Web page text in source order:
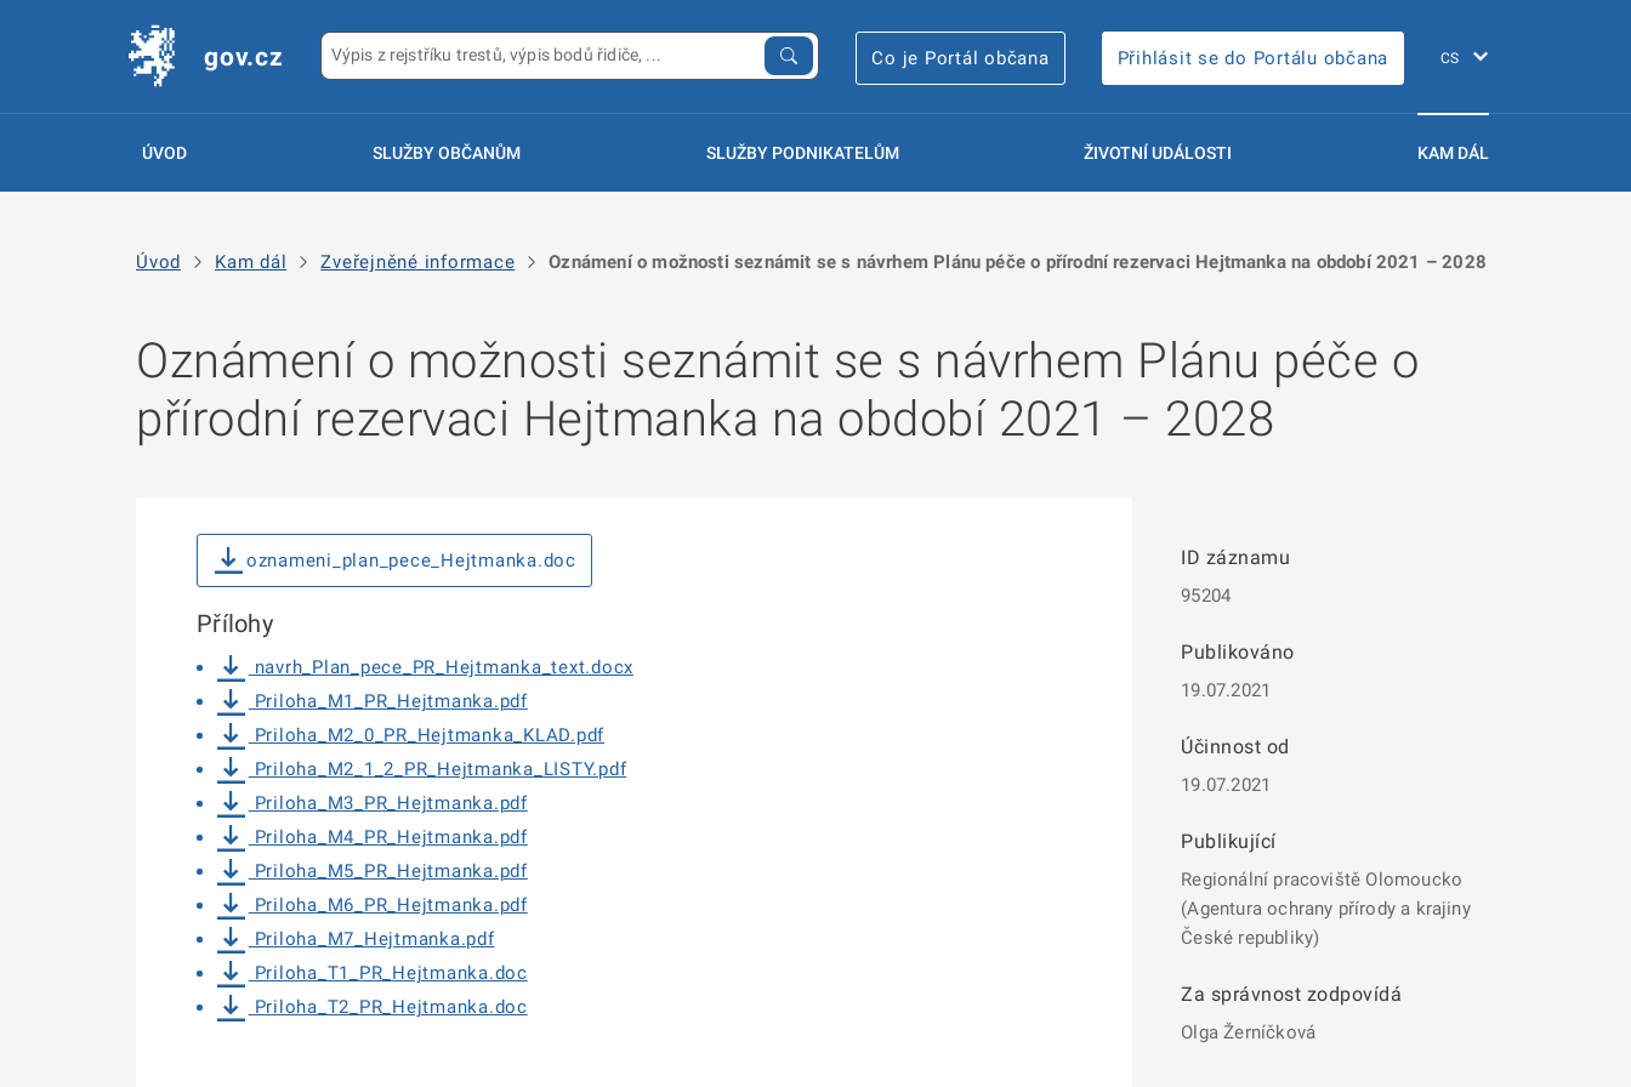
gov.cz Co je Portál občana Přihlásit se do Portálu občana
ÚVOD SLUŽBY OBČANŮM SLUŽBY PODNIKATELŮM ŽIVOTNÍ UDÁLOSTI KAM DÁL
Úvod Kam dál Zveřejněné informace Oznámení o možnosti seznámit se s návrhem Plánu péče o přírodní rezervaci Hejtmanka na období 2021 – 2028
Oznámení o možnosti seznámit se s návrhem Plánu péče o
přírodní rezervaci Hejtmanka na období 2021 – 2028
ID záznamu
95204
Publikováno
19.07.2021
Účinnost od
19.07.2021
Publikující
Regionální pracoviště Olomoucko
(Agentura ochrany přírody a krajiny
České republiky)
Za správnost zodpovídá
Olga Žerníčková
oznameni_plan_pece_Hejtmanka.doc
Přílohy
navrh_Plan_pece_PR_Hejtmanka_text.docx
Priloha_M1_PR_Hejtmanka.pdf
Priloha_M2_0_PR_Hejtmanka_KLAD.pdf
Priloha_M2_1_2_PR_Hejtmanka_LISTY.pdf
Priloha_M3_PR_Hejtmanka.pdf
Priloha_M4_PR_Hejtmanka.pdf
Priloha_M5_PR_Hejtmanka.pdf
Priloha_M6_PR_Hejtmanka.pdf
Priloha_M7_Hejtmanka.pdf
Priloha_T1_PR_Hejtmanka.doc
Priloha_T2_PR_Hejtmanka.doc